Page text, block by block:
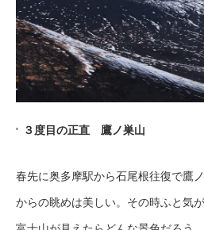
３度目の正直 鷹ノ巣山
春先に奥多摩駅から石尾根往復で鷹
からの眺めは美しい。その時ふと気